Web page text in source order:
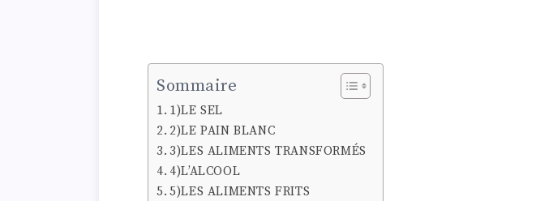
Sommaire
1)LE SEL
2)LE PAIN BLANC
3)LES ALIMENTS TRANSFORMÉS
4)L’ALCOOL
5)LES ALIMENTS FRITS